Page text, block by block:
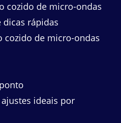
cozido de micro-ondas
dicas rápidas
cozido de micro-ondas
ideais por